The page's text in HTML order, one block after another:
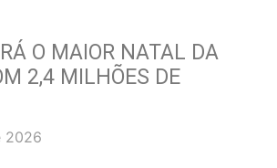
O MAIOR NATAL DA
2,4 MILHÕES DE
2026